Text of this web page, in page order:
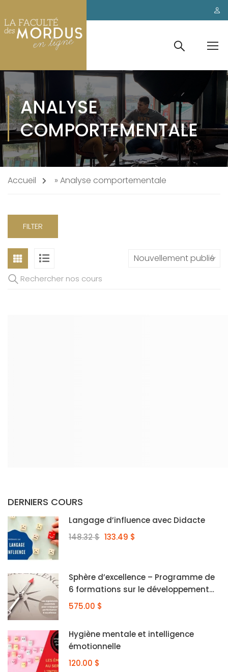
ANALYSE
COMPORTEMENTALE
Accueil » Analyse comportementale
FILTER
DERNIERS COURS
Langage d’influence avec Didacte
148.32 $ 133.49 $
Sphère d’excellence – Programme de
6 formations sur le développement
personnel
575.00 $
Hygiène mentale et intelligence
émotionnelle
120.00 $